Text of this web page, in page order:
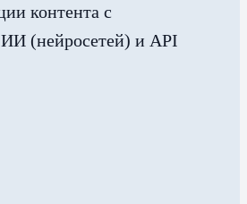
контента с
(нейросетей) и API